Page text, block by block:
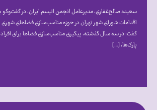
سعیده صالح‌غفاری، مدیرعامل انجمن اتیسم ایران، در گفت‌و‌گو با
اقدامات شورای شهر تهران در حوزه مناسب‌سازی فضا‌های شهری
گفت: در سه سال گذشته، پیگیری مناسب‌سازی فضا‌ها برای افراد
پارک‌ها، […]